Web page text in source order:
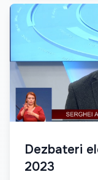
Dezbateri
2023